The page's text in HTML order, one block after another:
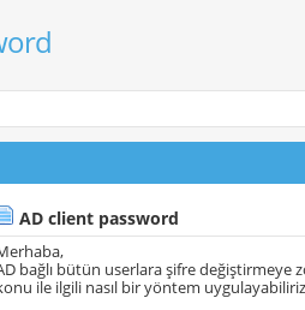
AD client password
bağlı bütün userlara şifre
ile ilgili nasıl bir yöntem